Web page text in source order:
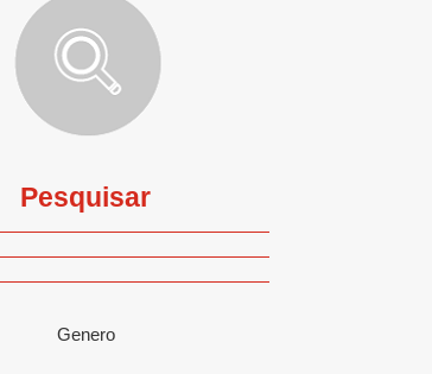
Pesquisar
Genero